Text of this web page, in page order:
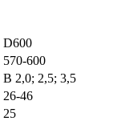
D600
570-600
B 2,0; 2,5; 3,5
26-46
25